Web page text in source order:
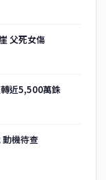
父死女傷
近5,500萬銖
動機待查